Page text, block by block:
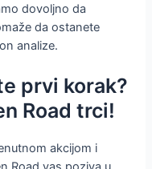
dovoljno da
da ostanete
analize.
prvi korak?
Road trci!
akcijom i